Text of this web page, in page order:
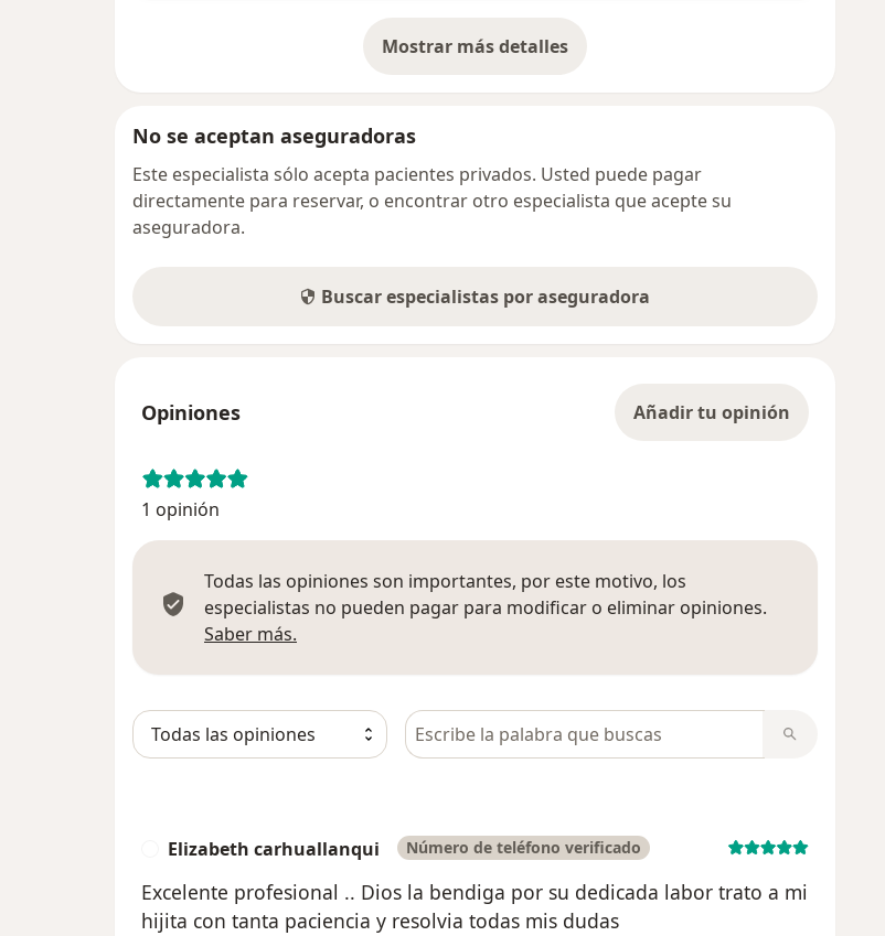
Mostrar más detalles
sobre la dirección
No se aceptan aseguradoras
Este especialista sólo acepta pacientes privados. Usted puede pagar
directamente para reservar, o encontrar otro especialista que acepte su
aseguradora.
Buscar especialistas por aseguradora
Opiniones Añadir tu opinión
1 opinión
Todas las opiniones son importantes, por este motivo, los
especialistas no pueden pagar para modificar o eliminar opiniones.
Saber más.
Busca en opiniones
Elizabeth carhuallanqui Número de teléfono verificado
Excelente profesional .. Dios la bendiga por su dedicada labor trato a mi
hijita con tanta paciencia y resolvia todas mis dudas